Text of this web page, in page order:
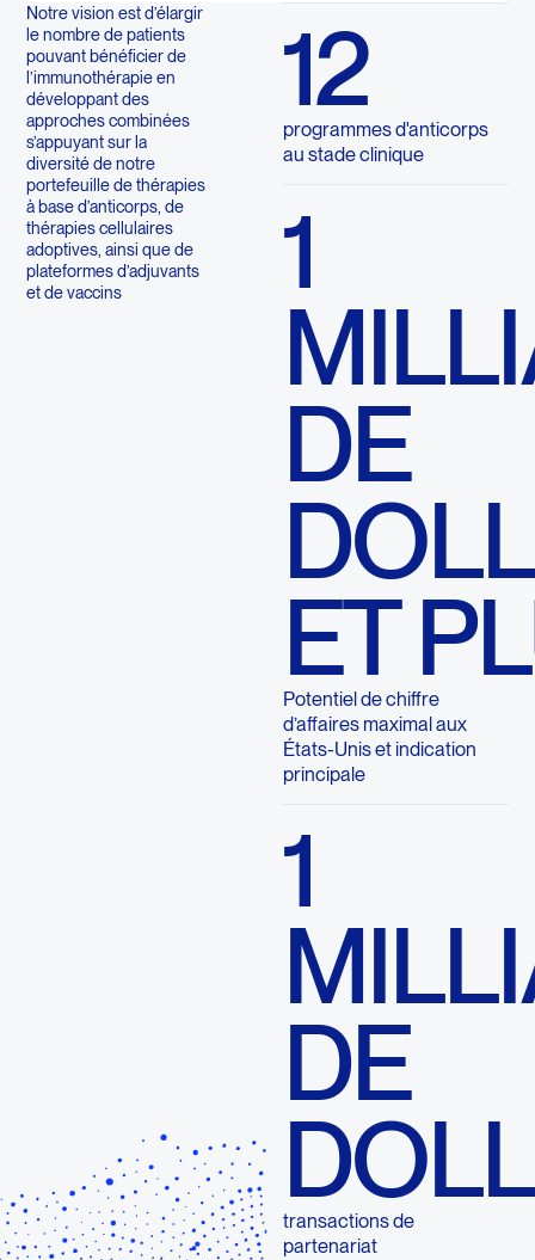
Notre vision est d’élargir
le nombre de patients
pouvant bénéficier de
l’immunothérapie en
développant des
approches combinées
s’appuyant sur la
diversité de notre
portefeuille de thérapies
à base d’anticorps, de
thérapies cellulaires
adoptives, ainsi que de
plateformes d’adjuvants
et de vaccins
programmes d'anticorps
au stade clinique
12
Potentiel de chiffre
d’affaires maximal aux
États-Unis et indication
principale
1
DE
ET
transactions de
partenariat
1
DE